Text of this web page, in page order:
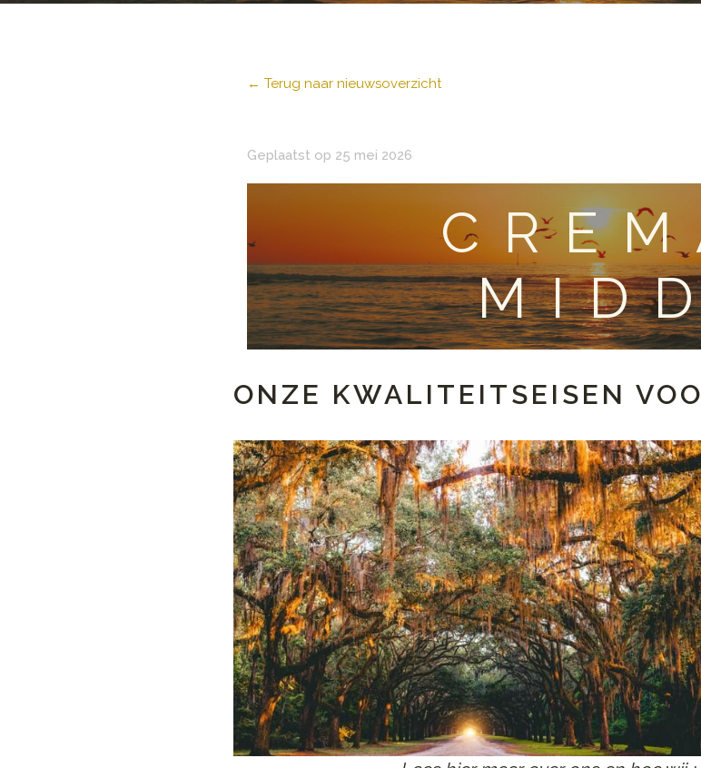
← Terug naar nieuwsoverzicht
Geplaatst op 25 mei 2026
ONZE KWALITEITSEISEN